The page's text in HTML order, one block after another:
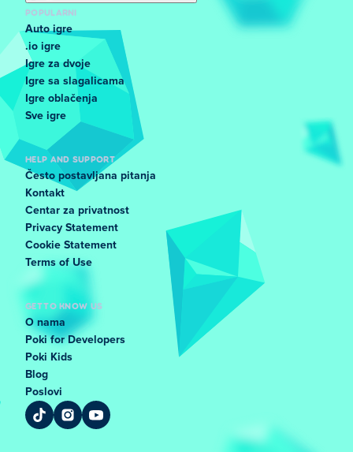
POPULARNI
Auto igre
.io igre
Igre za dvoje
Igre sa slagalicama
Igre oblačenja
Sve igre
HELP AND SUPPORT
Često postavljana pitanja
Kontakt
Centar za privatnost
Privacy Statement
Cookie Statement
Terms of Use
GET TO KNOW US
O nama
Poki for Developers
Poki Kids
Blog
Poslovi